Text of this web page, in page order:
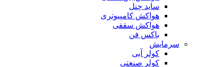
ساید چنل
هواکش کامپیوتری
هواکش سقفی
باکس فن
سرمایش
کولر آبی
کولر صنعتی